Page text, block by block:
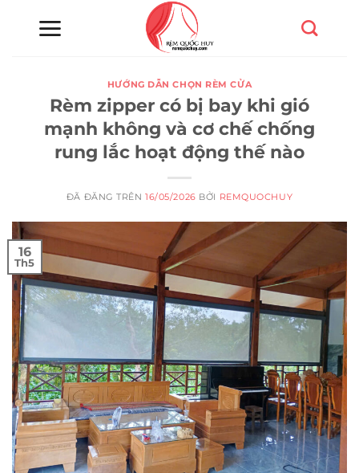
HƯỚNG DẪN CHỌN RÈM CỬA
Rèm zipper có bị bay khi gió
mạnh không và cơ chế chống
rung lắc hoạt động thế nào
ĐÃ ĐĂNG TRÊN16/05/2026 BỞI REMQUOCHUY
16
Th5